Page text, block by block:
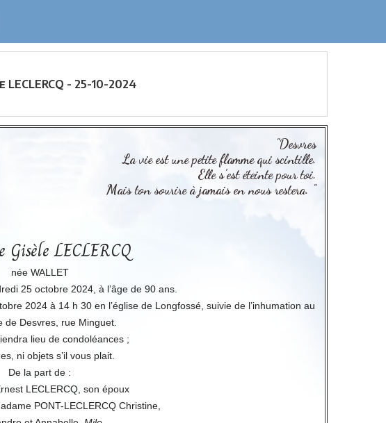
- 25-10-2024
"Desvres
La vie est une petite flamme qui scintille.
Elle s’est éteinte pour toi.
Mais ton sourire à jamais en nous restera. "
Gisèle LECLERCQ
née WALLET
25 octobre 2024, à l’âge de 90 ans.
2024 à 14 h 30 en l’église de Longfossé, suivie de l’inhumation au
de Desvres, rue Minguet.
lieu de condoléances ;
ni objets s’il vous plait.
De la part de :
LECLERCQ, son époux
PONT-LECLERCQ Christine,